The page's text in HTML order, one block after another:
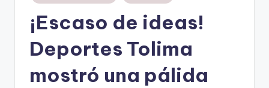
en
¡Escaso de ideas!
Deportes Tolima
mostró una pálida